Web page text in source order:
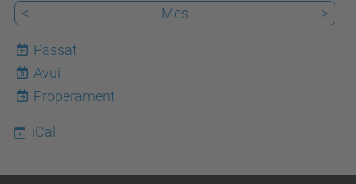
<
Mes >
Passat
8
Avui
Properament
iCal